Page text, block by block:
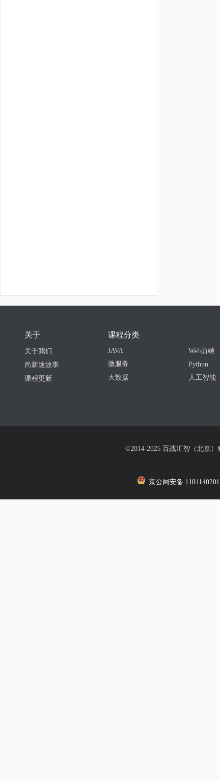
关于
关于我们
尚新途故事
课程更新
课程分类
JAVA
微服务
大数据
Web前端
Python
人工智能
©2014-2025 百战汇智（北京
京公网安备